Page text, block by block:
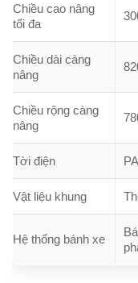
Chiều cao nâng
tối đa
Chiều dài càng
nâng
Chiều rộng càng
nâng
Tời điện
Vật liệu khung
Hệ thống bánh xe